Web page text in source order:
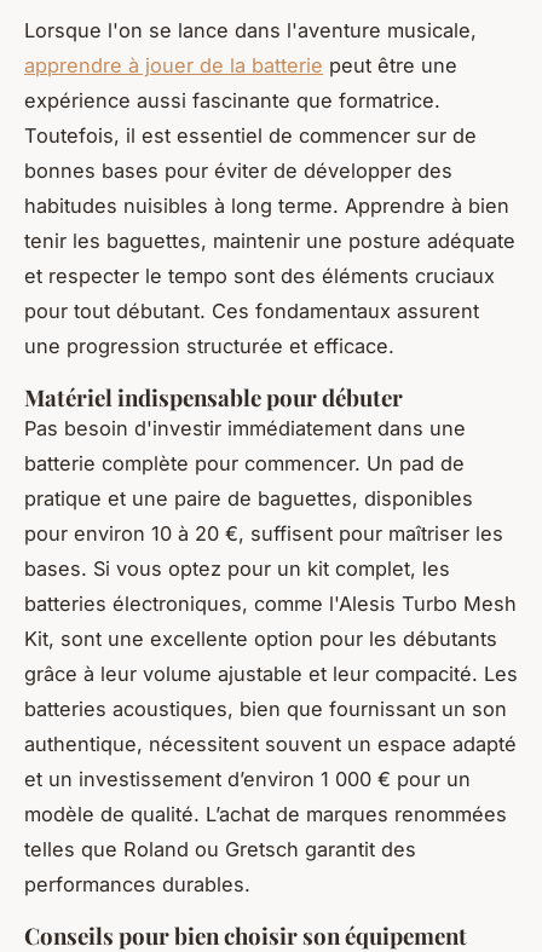
Lorsque l'on se lance dans l'aventure musicale,
apprendre à jouer de la batterie peut être une
expérience aussi fascinante que formatrice.
Toutefois, il est essentiel de commencer sur de
bonnes bases pour éviter de développer des
habitudes nuisibles à long terme. Apprendre à bien
tenir les baguettes, maintenir une posture adéquate
et respecter le tempo sont des éléments cruciaux
pour tout débutant. Ces fondamentaux assurent
une progression structurée et efficace.
Matériel indispensable pour débuter
Pas besoin d'investir immédiatement dans une
batterie complète pour commencer. Un pad de
pratique et une paire de baguettes, disponibles
pour environ 10 à 20 €, suffisent pour maîtriser les
bases. Si vous optez pour un kit complet, les
batteries électroniques, comme l'Alesis Turbo Mesh
Kit, sont une excellente option pour les débutants
grâce à leur volume ajustable et leur compacité. Les
batteries acoustiques, bien que fournissant un son
authentique, nécessitent souvent un espace adapté
et un investissement d’environ 1 000 € pour un
modèle de qualité. L’achat de marques renommées
telles que Roland ou Gretsch garantit des
performances durables.
Conseils pour bien choisir son équipement